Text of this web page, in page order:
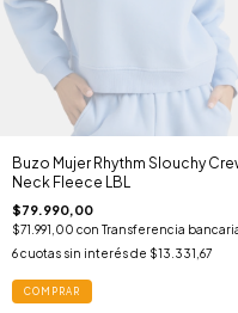
Buzo Mujer Rhythm Slouchy
Neck Fleece LBL
$79.990,00
$71.991,00 con Transferencia
6cuotas sin interés de $13.331,67
COMPRAR